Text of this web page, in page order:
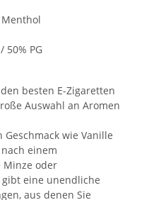
50% PG
besten E-Zigaretten
Auswahl an Aromen
Geschmack wie Vanille
einem
Minze oder
eine unendliche
aus denen Sie